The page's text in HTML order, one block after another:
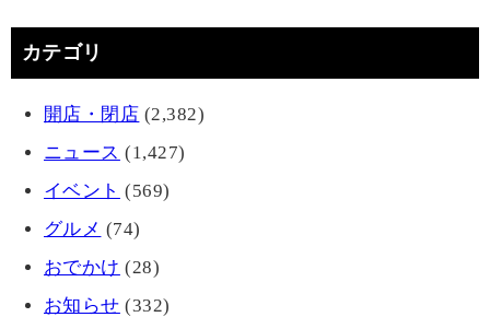
カテゴリ
開店・閉店 (2,382)
ニュース (1,427)
イベント (569)
グルメ (74)
おでかけ (28)
お知らせ (332)